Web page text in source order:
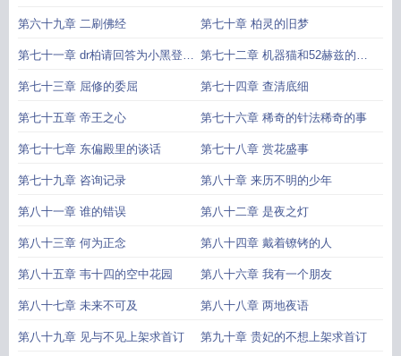
第六十九章 二刷佛经 第七十章 柏灵的旧梦
第七十一章 dr柏请回答为小黑登陆
的加更
第七十二章 机器猫和52赫兹的鲸
鱼
第七十三章 屈修的委屈 第七十四章 查清底细
第七十五章 帝王之心 第七十六章 稀奇的针法稀奇的事
第七十七章 东偏殿里的谈话 第七十八章 赏花盛事
第七十九章 咨询记录 第八十章 来历不明的少年
第八十一章 谁的错误 第八十二章 是夜之灯
第八十三章 何为正念 第八十四章 戴着镣铐的人
第八十五章 韦十四的空中花园 第八十六章 我有一个朋友
第八十七章 未来不可及 第八十八章 两地夜语
第八十九章 见与不见上架求首订 第九十章 贵妃的不想上架求首订